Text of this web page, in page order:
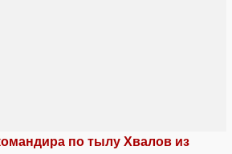
по тылу Хвалов из